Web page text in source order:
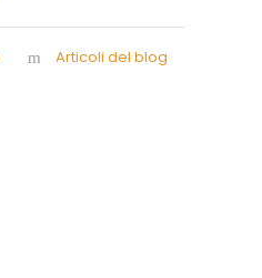
Articoli del blog